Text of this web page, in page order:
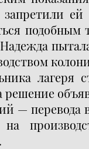
подобным
лагеря
— перевода
на